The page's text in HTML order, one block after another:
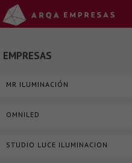
EMPRESAS
MR ILUMINACIÓN
OMNILED
STUDIO LUCE ILUMINACION